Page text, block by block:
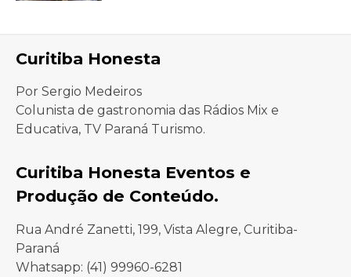
Curitiba Honesta
Por Sergio Medeiros
Colunista de gastronomia das Rádios Mix e
Educativa, TV Paraná Turismo.
Curitiba Honesta Eventos e
Produção de Conteúdo.
Rua André Zanetti, 199, Vista Alegre, Curitiba-
Paraná
Whatsapp: (41) 99960-6281